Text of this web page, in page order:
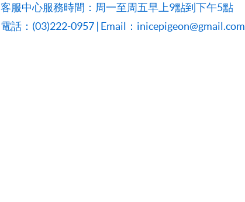
客服中心服務時間：周一至周五早上9點到下午5點
電話：(03)222-0957 | Email：inicepigeon@gmail.com